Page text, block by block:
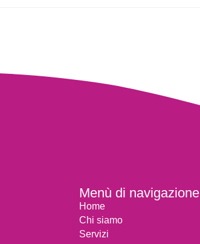
Menù di navigazione
Home
Chi siamo
Servizi